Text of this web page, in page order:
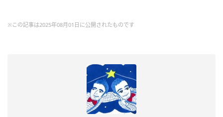
※この記事は2025年08月01日に公開されたものです